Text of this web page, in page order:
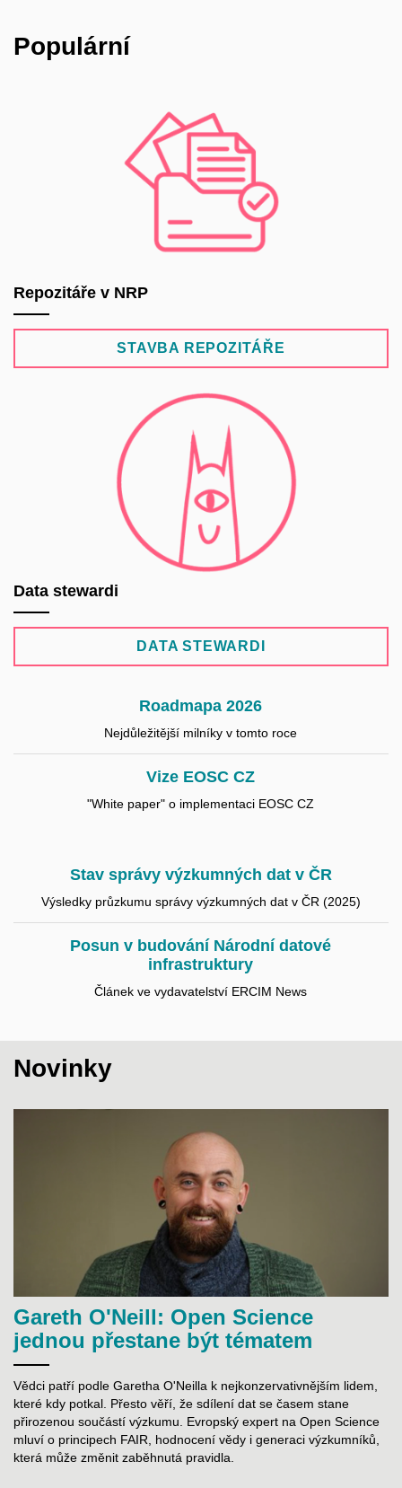
Populární
Repozitáře v NRP
STAVBA REPOZITÁŘE
Data stewardi
DATA STEWARDI
Roadmapa 2026
Nejdůležitější milníky v tomto roce
Vize EOSC CZ
"White paper" o implementaci EOSC CZ
Stav správy výzkumných dat v ČR
Výsledky průzkumu správy výzkumných dat v ČR (2025)
Posun v budování Národní datové
infrastruktury
Článek ve vydavatelství ERCIM News
Novinky
Gareth O'Neill: Open Science
jednou přestane být tématem
Vědci patří podle Garetha O'Neilla k nejkonzervativnějším lidem,
které kdy potkal. Přesto věří, že sdílení dat se časem stane
přirozenou součástí výzkumu. Evropský expert na Open Science
mluví o principech FAIR, hodnocení vědy i generaci výzkumníků,
která může změnit zaběhnutá pravidla.